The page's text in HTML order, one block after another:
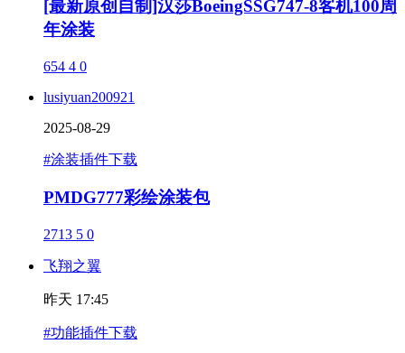
[最新原创自制]汉莎BoeingSSG747-8客机100周
年涂装
654 4 0
lusiyuan200921
2025-08-29
#涂装插件下载
PMDG777彩绘涂装包
2713 5 0
飞翔之翼
昨天 17:45
#功能插件下载